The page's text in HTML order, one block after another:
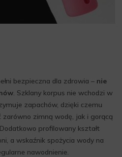
bezpieczna dla zdrowia – nie
. Szklany korpus nie wchodzi w
zapachów, dzięki czemu
zimną wodę, jak i gorącą
profilowany kształt
a wskaźnik spożycia wody na
nawodnienie.